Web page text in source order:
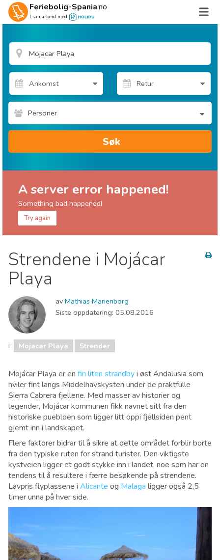
Feriebolig-Spania.no
I samarbeid med
Personer
Søk
A server error happened!
Something bad happened!
Try again
Natteliv og barer
Strender
Strendene i Mojácar
Playa
av Mathias Marienborg
Siste oppdatering: 05.08.2016
i Mojacar Playa Strender
Mojácar Playa er en fin liten strandbyi øst Andalusia som
hviler fint langs Middelhavskysten under de praktfulle
Sierra Cabrera fjellene. Med masser av historier og
legender, Mojácar kommunen fikk navnet sitt fra den
historiske puebloen som ligger litt oppi fjellsiden pent
gjemt inn i landskapet.
Flere faktorer bidrar til å sikre at dette området forblir borte
fra den typiske ruten for strand turister. Den viktigste
kystveien ligger et godt stykke inn i landet, noe som har en
tendens til å resultere i færre besøkende på strendene.
Lavpris flyplassene i Alicante og Malaga ligger også 2,5
timer unna på hver side.